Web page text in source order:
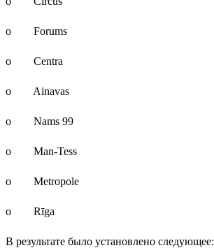
o Forums
o Centra
o Ainavas
o Nams 99
o Man-Tess
o Metropole
o Rīga
В результате было установлено следующее: